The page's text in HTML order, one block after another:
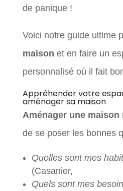
de panique !
Voici notre guide ultime
maison et en faire un
personnalisé où il fait
Appréhender votre
aménager sa maison
Aménager une maison
de se poser les bonnes
Quelles sont mes
(Casanier,
Quels sont mes